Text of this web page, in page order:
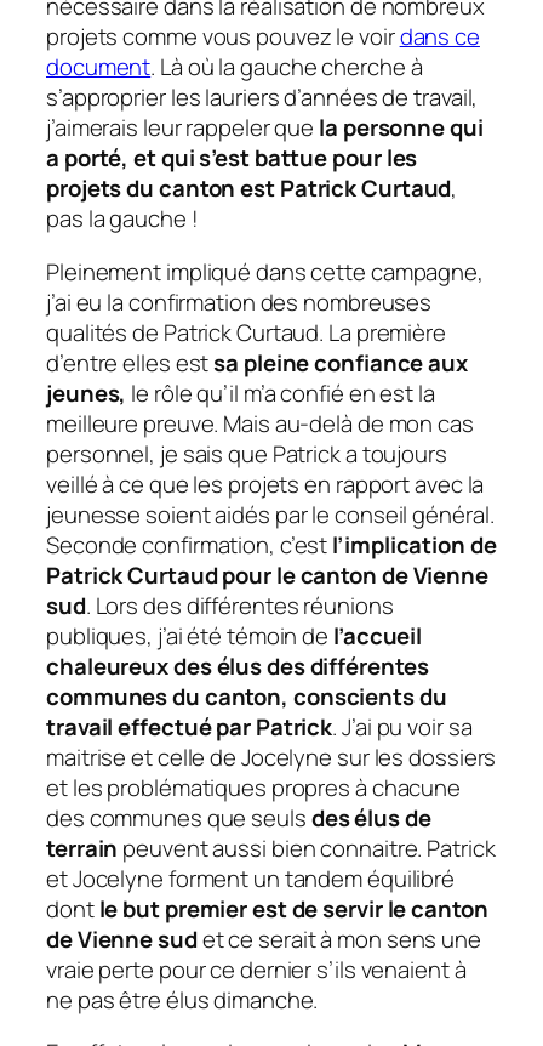
nécessaire dans la réalisation de nombreux
projets comme vous pouvez le voirdans ce
document. Là où la gauche cherche à
s’approprier les lauriers d’années de travail,
j’aimerais leur rappeler que la personne qui
a porté, et qui s’est battue pourles
projets du cantonest Patrick Curtaud,
pas la gauche !
Pleinement impliqué dans cette campagne,
j’ai eu la confirmation des nombreuses
qualités de Patrick Curtaud. La première
d’entre elles estsa pleine confiance aux
jeunes, le rôle qu’il m’a confié en est la
meilleure preuve. Mais au-delà de mon cas
personnel, je sais que Patrick a toujours
veillé à ce que les projets en rapport avec la
jeunesse soient aidés par le conseil général.
Seconde confirmation, c’estl’implication de
Patrick Curtaud pour le canton de Vienne
sud. Lors des différentes réunions
publiques, j’ai été témoin de l’accueil
chaleureux des élus des différentes
communes du canton, conscients du
travail effectué par Patrick. J’ai pu voir sa
maitrise et celle de Jocelyne sur les dossiers
et les problématiques propres à chacune
des communes que seulsdes élus de
terrain peuvent aussi bien connaitre. Patrick
et Jocelyne forment un tandem équilibré
dontle but premier est de servir le canton
de Vienne sudet ce serait à mon sens une
vraie perte pour ce dernier s’ils venaient à
ne pas être élus dimanche.